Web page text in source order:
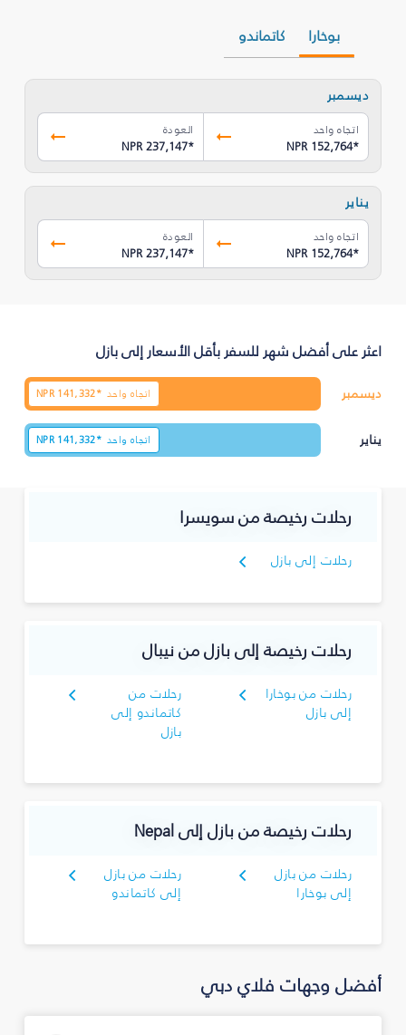
بوخارا كاتماندو
ديسمبر
اتجاه واحد
NPR 152,764*
العودة
NPR 237,147*
يناير
اتجاه واحد
NPR 152,764*
العودة
NPR 237,147*
اعثر على أفضل شهر للسفر بأقل الأسعار إلى بازل
ديسمبر اتجاه واحد NPR 141,332*
يناير اتجاه واحد NPR 141,332*
رحلات رخيصة من سويسرا
رحلات إلى بازل
رحلات رخيصة إلى بازل من نيبال
رحلات من بوخارا
إلى بازل
رحلات من
كاتماندو إلى
بازل
رحلات رخيصة من بازل إلى Nepal
رحلات من بازل
إلى بوخارا
رحلات من بازل
إلى كاتماندو
أفضل وجهات فلاي دبي